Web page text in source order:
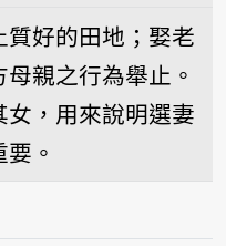
好的田地；娶老
親之行為舉止。
，用來說明選妻
。